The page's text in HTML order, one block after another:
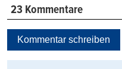
23 Kommentare
Kommentar schreiben